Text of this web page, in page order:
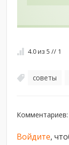
4.0из5 // 1
советы
Комментариев
Войдите,